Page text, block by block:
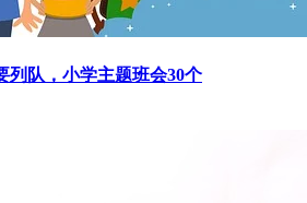
列队，小学主题班会30个